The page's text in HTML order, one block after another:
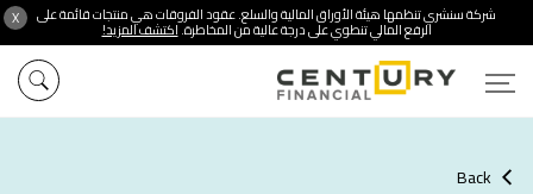
X شركة سنشري تنظمها هيئة الأوراق المالية والسلع. عقود الفروقات هي منتجات قائمة على
الرفع المالي تنطوي على درجة عالية من المخاطرة.اكتشف المزيد!
Back